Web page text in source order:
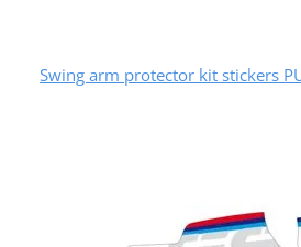
Swing arm protector kit stickers